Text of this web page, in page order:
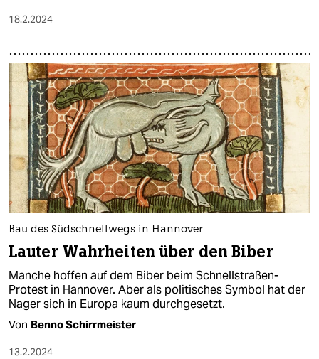
18.2.2024
Bau des Südschnellwegs in Hannover
Lauter Wahrheiten über den Biber
Manche hoffen auf dem Biber beim Schnellstraßen-
Protest in Hannover. Aber als politisches Symbol hat der
Nager sich in Europa kaum durchgesetzt.
Von Benno Schirrmeister
13.2.2024